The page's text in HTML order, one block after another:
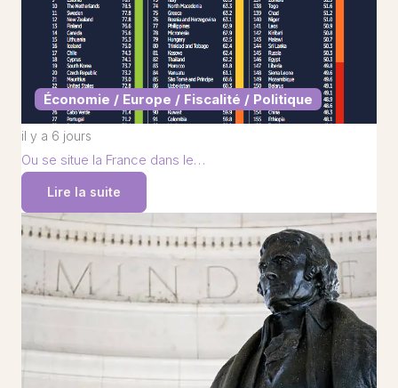
Économie / Europe / Fiscalité / Politique
il y a 6 jours
Ou se situe la France dans le…
Lire la suite